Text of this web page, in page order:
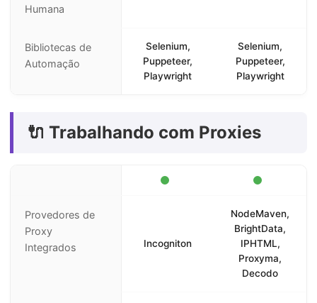
Humana
Bibliotecas de
Automação
Selenium,
Puppeteer,
Playwright
Selenium,
Puppeteer,
Playwright
🔌 Trabalhando com Proxies
Provedores de
Proxy
Integrados
Incogniton
NodeMaven,
BrightData,
IPHTML,
Proxyma,
Decodo